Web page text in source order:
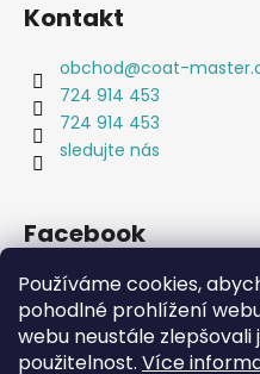
Používáme cookies,
pohodlné prohlížení
webu neustále zlepšovali
použitelnost. Více
Kontakt
obchod@coat-
724 914 453
724 914 453
sledujte nás
Facebook
Coat-Master.cz Doplňky